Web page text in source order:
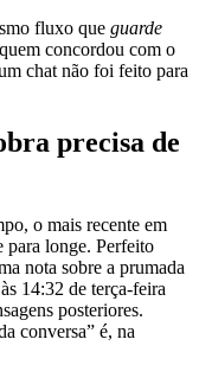
fluxo que guarde
concordou com o
chat não foi feito para
precisa de
o mais recente em
para longe. Perfeito
nota sobre a prumada
14:32 de terça-feira
posteriores.
conversa” é, na